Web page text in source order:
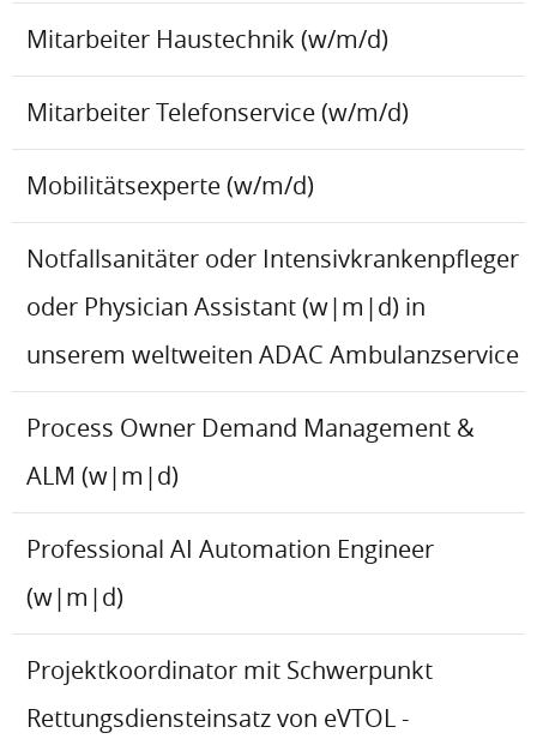
Mitarbeiter Haustechnik (w/m/d)
Mitarbeiter Telefonservice (w/m/d)
Mobilitätsexperte (w/m/d)
Notfallsanitäter oder Intensivkrankenpfleger
oder Physician Assistant (w|m|d) in
unserem weltweiten ADAC Ambulanzservice
Process Owner Demand Management &
ALM (w|m|d)
Professional AI Automation Engineer
(w|m|d)
Projektkoordinator mit Schwerpunkt
Rettungsdiensteinsatz von eVTOL -